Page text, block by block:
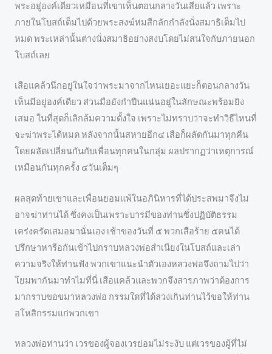
พระอยู่องค์เดียวเหมือนที่เขาเห็นตอนกลางวันเสียแล้ว เพราะ
ภายในโบสถ์เต็มไปด้วยพระสงฆ์ห่มสีกลักกำลังนั่งสมาธิเต็มไป
หมด พระเหล่านั้นต่างนั่งสมาธิอย่างสงบโดยไม่สนใจกับภายนอก
โบสถ์เลย
เสือแคล้วนึกอยู่ในใจว่าพระมาจากไหนเยอะแยะก็ตอนกลางวัน
เห็นมีอยู่องค์เดียว ส่วนมือยังกำปืนแน่นอยู่ในลักษณะพร้อมยิง
เสมอ ในที่สุดก็เลิกล้มความตั้งใจ เพราะไม่ทราบว่าจะทำวิธีไหนที่
จะฆ่าพระได้หมด หลังจากนั้นสหายอีก๔ เสือก็ผลัดกันมาทุกคืน
โดยผลัดเปลี่ยนกันกับเพื่อนทุกคนในกลุ่ม ผลปรากฏว่าเหตุการณ์
เหมือนกันทุกครั้ง ๔วันเต็มๆ
ผลสุดท้ายเขาและเพื่อนยอมแพ้ในอภินิหารที่ได้ประสพมาจึงไม่
อาจฆ่าท่านได้ ซึ่งคงเป็นเพราะบารมีของท่านซึ่งปฏิบัติธรรม
เคร่งครัดเสมอมานั่นเอง เช้าของวันที่ ๕ พวกเสือร้าย ๕คนได้
ปรึกษาหารือกันเข้าไปกราบหลวงพ่อสำเนียงในโบสถ์และเล่า
ความจริงให้ท่านฟัง พวกเขาแนะนำตัวเองหลวงพ่อจึงถามไปว่า
โยมพากันมาทำไมที่นี่ เสือแคล้วและพวกจึงสารภาพว่าต้องการ
มากราบขอขมาหลวงพ่อ กรรมใดที่ได้ล่วงเกินท่านไว้ขอให้ท่าน
อโหสิกรรมแก่พวกเขา
หลวงพ่อท่านว่า เวรของผู้จองเวรย่อมไม่ระงับ แต่เวรของผู้ที่ไม่